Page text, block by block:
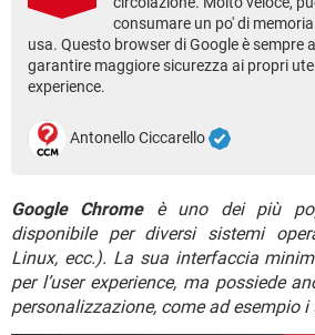
TIKTOK
HARDWARE
consumare un po' di
usa. Questo browser di Google è sempre
garantire maggiore sicurezza ai propri
experience.
Antonello Ciccarello
Google Chromeè uno dei più
disponibile per diversi sistemi
Linux, ecc.). La sua interfaccia
per l’user experience, ma possiede
personalizzazione, come ad esempio i